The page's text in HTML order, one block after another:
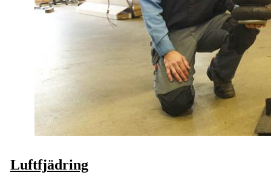
Luftfjädring